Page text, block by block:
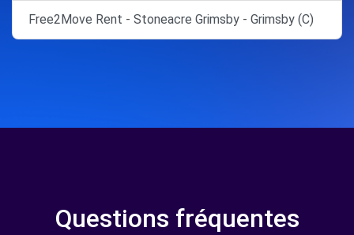
Free2Move Rent - Stoneacre Grimsby - Grimsby (C)
Questions fréquentes